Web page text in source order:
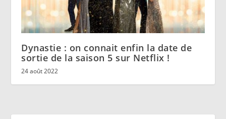
Dynastie : on connait enfin la date de
sortie de la saison 5 sur Netflix !
24 août 2022